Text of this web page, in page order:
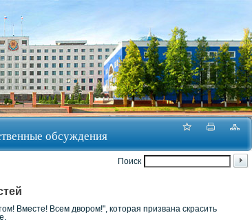
обсуждения
Поиск
Вместе! Всем двором!", которая призвана скрасить